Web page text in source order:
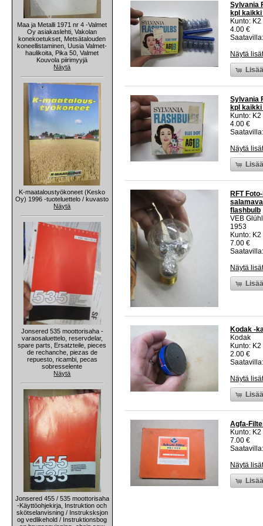
Maa ja Metalli 1971 nr 4 -Valmet
Oy asiakaslehti, Vakolan
konekoetukset, Metsätalouden
koneellistaminen, Uusia Valmet-
haulikoita, Pika 50, Valmet
Kouvola piirimyyjä
Näytä
K-maataloustyökoneet (Kesko
Oy) 1996 -tuoteluettelo / kuvasto
Näytä
Jonsered 535 moottorisaha -
varaosaluettelo, reservdelar,
spare parts, Ersatzteile, pieces
de rechanche, piezas de
repuesto, ricambi, pecas
sobresselente
Näytä
Jonsered 455 / 535 moottorisaha
-Käyttöohjekirja, Instruktion och
skötselanvisning / Instruksksjon
og vedlikehold / Instruktionsbog
Sylvania
kpl
Kunto:
4.00 €
Näytä
Sylvania
kpl
Kunto:
4.00 €
Näytä
RFT
flashbulb
VEB
1953
Kunto:
7.00 €
Näytä
Kodak -
Kodak
Kunto:
2.00 €
Näytä
Agfa-
Kunto:
7.00 €
Näytä